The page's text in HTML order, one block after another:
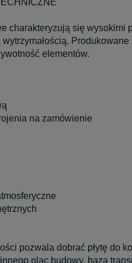
charakteryzują się wysokimi
elementów.
na zamówienie
pozwala dobrać płytę do
plac budowy, baza